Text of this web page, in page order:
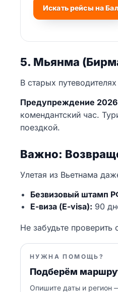
Искать рейсы на
5. Мьянма
В старых
Предупреждение
комендантский час.
поездкой.
Важно:
Улетая из Вьетнама
Безвизовый штамп
Е-виза (E-visa): 90
Не забудьте
НУЖНА ПОМОЩЬ?
Подберём
Опишите даты и регион